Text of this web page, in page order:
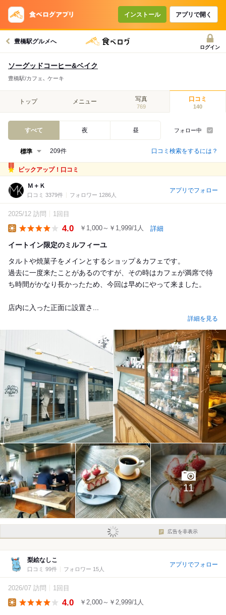
インストール アプリで開く
豊橋駅グルメへ
ログイン
ソーグッドコーヒー&ベイク
豊橋駅/カフェ､ ケーキ
トップ メニュー 写真
769
口コミ
140
すべて 夜 昼 フォロー中
209件 口コミ検索をするには？
ピックアップ！口コミ
Ｍ＋Ｋ
口コミ 3379件 フォロワー 1286人
アプリでフォロー
2025/12 訪問 1回目
4.0 ￥1,000～￥1,999/1人 詳細
イートイン限定のミルフィーユ
タルトや焼菓子をメインとするショップ＆カフェです。
過去に一度来たことがあるのですが、その時はカフェが満席で待
ち時間がかなり長かったため、今回は早めにやって来ました。
店内に入った正面に設置さ...
詳細を見る
11
広告を非表示
梨絵なしこ
口コミ 99件 フォロワー 15人
アプリでフォロー
2026/07 訪問 1回目
4.0 ￥2,000～￥2,999/1人